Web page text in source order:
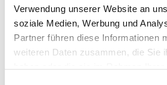
Verwendung unserer Website an
soziale Medien, Werbung und
Partner führen diese Informationen
weiteren Daten zusammen, die Sie
Plakate erzeugen Aufmerksamkeit und sind
Werbemedium. Mit unserer umfangreichen
Werbung groß rausbringen. Wir bieten Ihnen
Papiere sowie einen hochwertigen
Plakate einfarbig oder bunt